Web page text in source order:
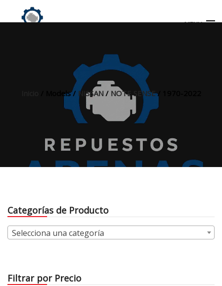
MENU
/ Models / NISSAN/ NOTE SENSE/ 1970-2022
Categorías de Producto
Selecciona una categoría
Filtrar por Precio